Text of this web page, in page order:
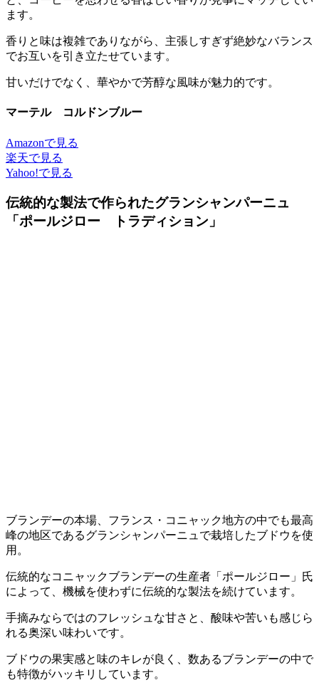
ます。
香りと味は複雑でありながら、主張しすぎず絶妙なバランス
でお互いを引き立たせています。
甘いだけでなく、華やかで芳醇な風味が魅力的です。
マーテル コルドンブルー
Amazonで見る
楽天で見る
Yahoo!で見る
伝統的な製法で作られたグランシャンパーニュ
「ポールジロー トラディション」
ブランデーの本場、フランス・コニャック地方の中でも最高
峰の地区であるグランシャンパーニュで栽培したブドウを使
用。
伝統的なコニャックブランデーの生産者「ポールジロー」氏
によって、機械を使わずに伝統的な製法を続けています。
手摘みならではのフレッシュな甘さと、酸味や苦いも感じら
れる奥深い味わいです。
ブドウの果実感と味のキレが良く、数あるブランデーの中で
も特徴がハッキリしています。